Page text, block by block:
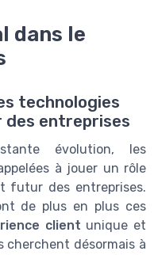
dans le
technologies
entreprises
évolution, les
à jouer un rôle
futur des entreprises.
de plus en plus ces
client unique et
cherchent désormais à